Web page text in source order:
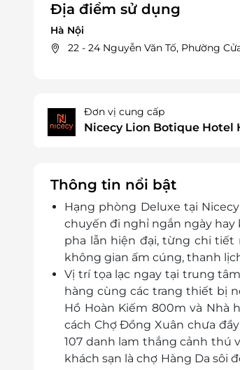
Địa điểm sử dụng
Hà Nội
22 - 24 Nguyễn Văn Tố, Phường
Đơn vị cung cấp
Nicecy Lion Botique Hotel
Thông tin nổi bật
Hạng phòng Deluxe tại
chuyến đi nghỉ ngắn ngày hay
pha lẫn hiện đại, từng chi tiết
không gian ấm cúng, thanh
Vị trí tọa lạc ngay tại trung
hàng cùng các trang thiết bị
Hồ Hoàn Kiếm 800m và Nhà
cách Chợ Đồng Xuân chưa
107 danh lam thắng cảnh thú
khách sạn là chợ Hàng Da sôi